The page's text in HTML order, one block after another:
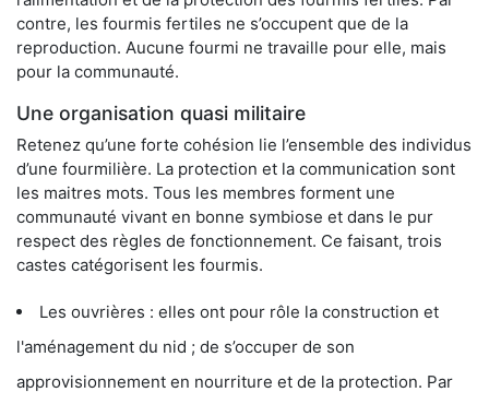
contre, les fourmis fertiles ne s’occupent que de la
reproduction. Aucune fourmi ne travaille pour elle, mais
pour la communauté.
Une organisation quasi militaire
Retenez qu’une forte cohésion lie l’ensemble des individus
d’une fourmilière. La protection et la communication sont
les maitres mots. Tous les membres forment une
communauté vivant en bonne symbiose et dans le pur
respect des règles de fonctionnement. Ce faisant, trois
castes catégorisent les fourmis.
Les ouvrières : elles ont pour rôle la construction et
l'aménagement du nid ; de s’occuper de son
approvisionnement en nourriture et de la protection. Par